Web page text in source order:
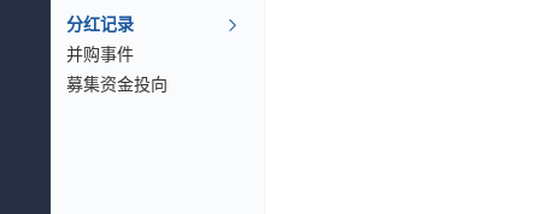
分红记录
并购事件
募集资金投向